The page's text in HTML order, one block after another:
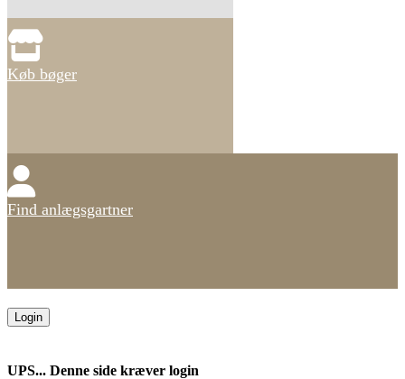
Køb bøger
Find anlægsgartner
Login
UPS... Denne side kræver login